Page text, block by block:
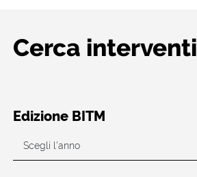
Cerca interventi
Edizione BITM